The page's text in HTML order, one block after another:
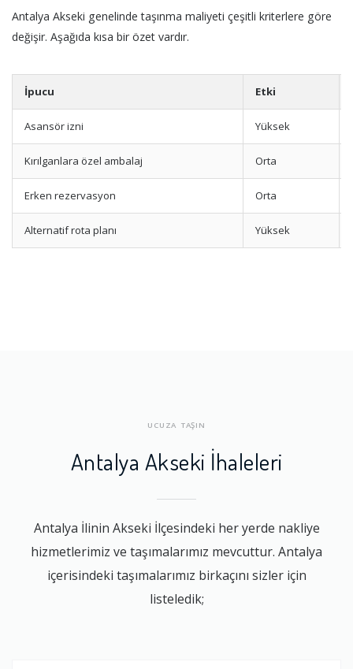
Antalya Akseki genelinde taşınma maliyeti çeşitli kriterlere göre
değişir. Aşağıda kısa bir özet vardır.
İpucu Etki
Asansör izni Yüksek
Kırılganlara özel ambalaj Orta
Erken rezervasyon Orta
Alternatif rota planı Yüksek
UCUZA TAŞIN
Antalya Akseki İhaleleri
Antalya İlinin Akseki İlçesindeki her yerde nakliye
hizmetlerimiz ve taşımalarımız mevcuttur. Antalya
içerisindeki taşımalarımız birkaçını sizler için
listeledik;